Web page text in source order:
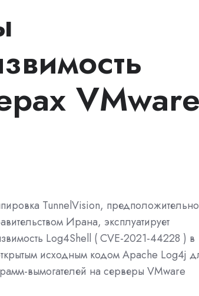
VMware
TunnelVision, предположительно
Ирана, эксплуатирует
Log4Shell (CVE-2021-44228 ) в
исходным кодом Apache Log4j
вымогателей на серверы VMware